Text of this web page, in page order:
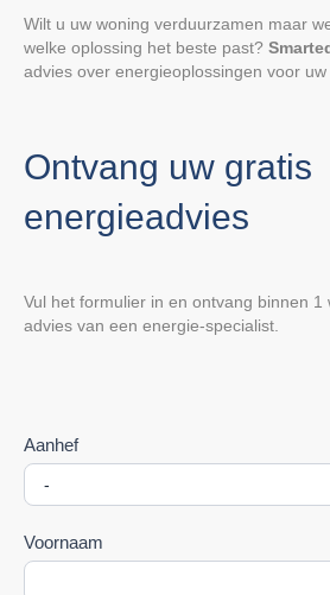
Wilt u uw woning verduurzamen maar
welke oplossing het beste past?
advies over energieoplossingen voor uw
Ontvang uw gratis
energieadvies
Vul het formulier in en ontvang binnen 1
advies van een energie-specialist.
Offerte
aanvragen
Aanhef
Voornaam